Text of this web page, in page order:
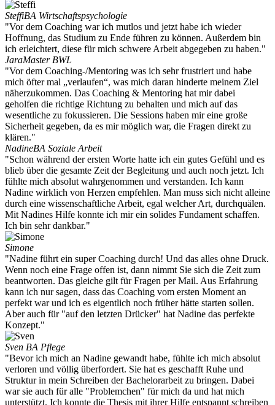
SteffiBA Wirtschaftspsychologie
"Vor dem Coaching war ich mutlos und jetzt habe ich wieder
Hoffnung, das Studium zu Ende führen zu können. Außerdem bin
ich erleichtert, diese für mich schwere Arbeit abgegeben zu haben."
JaraMaster BWL
"Vor dem Coaching-/Mentoring was ich sehr frustriert und habe
mich öfter mal „verlaufen“, was mich daran hinderte meinem Ziel
näherzukommen. Das Coaching & Mentoring hat mir dabei
geholfen die richtige Richtung zu behalten und mich auf das
wesentliche zu fokussieren. Die Sessions haben mir eine große
Sicherheit gegeben, da es mir möglich war, die Fragen direkt zu
klären."
NadineBA Soziale Arbeit
"Schon während der ersten Worte hatte ich ein gutes Gefühl und es
blieb über die gesamte Zeit der Begleitung und auch noch jetzt. Ich
fühlte mich absolut wahrgenommen und verstanden. Ich kann
Nadine wirklich von Herzen empfehlen. Man muss sich nicht alleine
durch eine wissenschaftliche Arbeit, egal welcher Art, durchquälen.
Mit Nadines Hilfe konnte ich mir ein solides Fundament schaffen.
Ich bin sehr dankbar."
Simone
"Nadine führt ein super Coaching durch! Und das alles ohne Druck.
Wenn noch eine Frage offen ist, dann nimmt Sie sich die Zeit zum
beantworten. Das gleiche gilt für Fragen per Mail. Aus Erfahrung
kann ich nur sagen, dass das Coaching vom ersten Moment an
perfekt war und ich es eigentlich noch früher hätte starten sollen.
Aber auch für "auf den letzten Drücker" hat Nadine das perfekte
Konzept."
Sven BA Pflege
"Bevor ich mich an Nadine gewandt habe, fühlte ich mich absolut
verloren und völlig überfordert. Sie hat es geschafft Ruhe und
Struktur in mein Schreiben der Bachelorarbeit zu bringen. Dabei
war sie auch für alle "Problemchen" für mich da und hat mich
unterstützt. Ich konnte die Thesis mit ihrer Hilfe entspannt schreiben